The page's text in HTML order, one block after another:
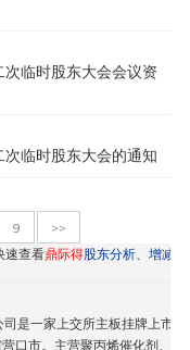
临时股东大会会议资
临时股东大会的通知
9 >>